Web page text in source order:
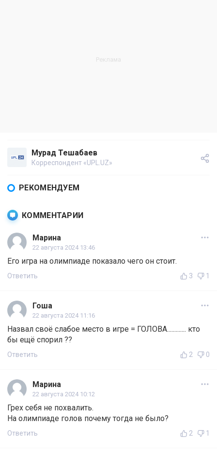
Мурад Тешабаев
Корреспондент «UPL.UZ»
РЕКОМЕНДУЕМ
КОММЕНТАРИИ
Марина
22 августа 2024 13:46
Его игра на олимпиаде показало чего он стоит.
Ответить 3 1
Гоша
22 августа 2024 11:16
Назвал своё слабое место в игре = ГОЛОВА............. кто
бы ещё спорил ??
Ответить 2 0
Марина
22 августа 2024 10:12
Грех себя не похвалить.
На олимпиаде голов почему тогда не было?
Ответить 2 1